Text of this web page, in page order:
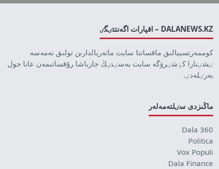
DALANEWS.KZ – اقپارات اگەنتتٸگٸ
كوممەرتسييالىق ماقساتتا سايت ماتەريالدارىن تولىق نەمەسە
ٸشٸنارا كٶشٸرۋگە سايت يەسٸنٸڭ جازباشا رۇقساتىمەن عانا جول
بەرٸلەدٸ.
ماڭىزدى سٸلتەمەلەر
Dala 360
Politica
Vox Populi
Dala Finance